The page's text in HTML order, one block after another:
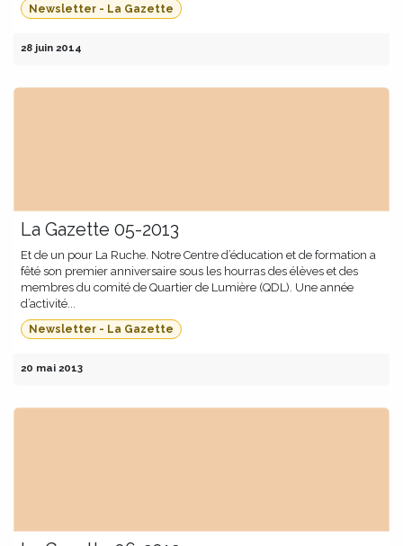
Newsletter - La Gazette
28 juin 2014
La Gazette 05-2013
Et de un pour La Ruche. Notre Centre d’éducation et de formation a
fêté son premier anniversaire sous les hourras des élèves et des
membres du comité de Quartier de Lumière (QDL). Une année
d’activité...
Newsletter - La Gazette
20 mai 2013